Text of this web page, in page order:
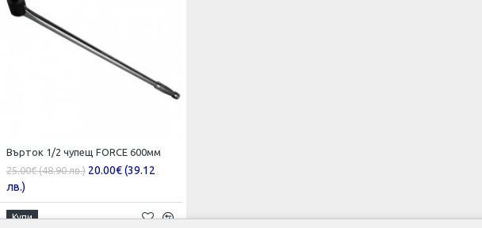
Върток 1/2 чупещ FORCE 600мм
25.00€ (48.90 лв.) 20.00€ (39.12
лв.)
Купи